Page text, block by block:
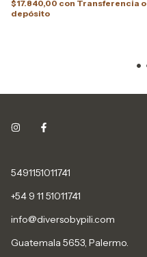
$17.840,00 con Transferencia o
depósito
5491151011741
+54 9 11 51011741
info@diversobypili.com
Guatemala 5653, Palermo.